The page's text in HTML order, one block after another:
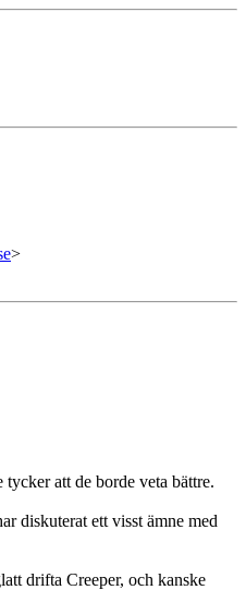
>
att de borde veta bättre.
diskuterat ett visst ämne med
drifta Creeper, och kanske